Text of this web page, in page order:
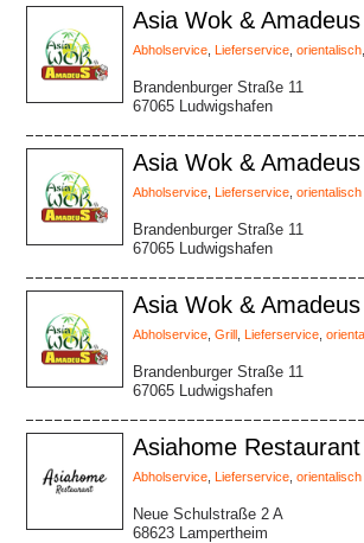
Asia Wok & Amadeus
Abholservice Lieferservice orientalisch
Brandenburger Straße 11
67065 Ludwigshafen
Asia Wok & Amadeus
Abholservice Lieferservice orientalisch
Brandenburger Straße 11
67065 Ludwigshafen
Asia Wok & Amadeus
Abholservice Grill Lieferservice
Brandenburger Straße 11
67065 Ludwigshafen
Asiahome Restaurant
Abholservice Lieferservice orientalisch
Neue Schulstraße 2 A
68623 Lampertheim